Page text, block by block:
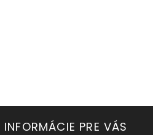
INFORMÁCIE PRE VÁS